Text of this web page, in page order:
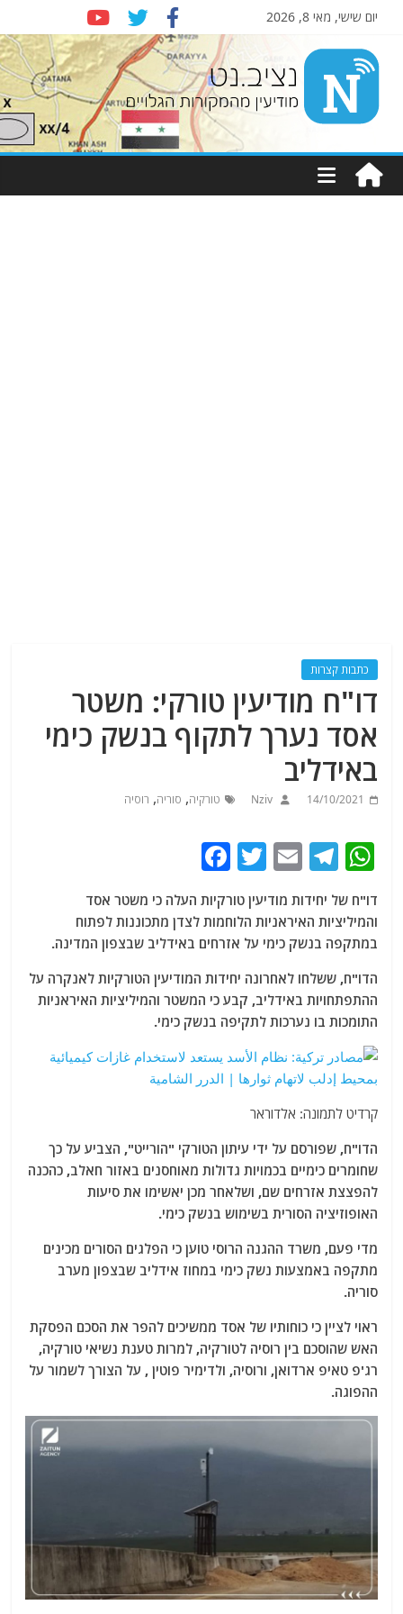
יום שישי, מאי 8, 2026
Nziv.net
מודיעין
מהמקורות
כתבות קצרות
דו"ח מודיעין טורקי: משטר
אסד נערך לתקוף בנשק כימי
באידליב
14/10/2021
Nziv טורקיה, סוריה, רוסיה
W
h
at
s
A
p
p
T
e
g
ra
m
E
ai
l
T
itt
er
c
e
b
o
o
k
דו"ח של יחידות מודיעין טורקיות העלה כי משטר אסד
והמיליציות האיראניות הלוחמות לצדן מתכוננות לפתוח
במתקפה בנשק כימי על אזרחים באידליב שבצפון המדינה.
הדו"ח, ששלחו לאחרונה יחידות המודיעין הטורקיות לאנקרה על
ההתפתחויות באידליב, קבע כי המשטר והמיליציות האיראניות
התומכות בו נערכות לתקיפה בנשק כימי.
קרדיט לתמונה: אלדוראר
הדו"ח, שפורסם על ידי עיתון הטורקי "הורייט", הצביע על כך
שחומרים כימיים בכמויות גדולות מאוחסנים באזור חאלב, כהכנה
להפצצת אזרחים שם, ושלאחר מכן יאשימו את סיעות
האופוזיציה הסורית בשימוש בנשק כימי.
מדי פעם, משרד ההגנה הרוסי טוען כי הפלגים הסורים מכינים
מתקפה באמצעות נשק כימי במחוז אידליב שבצפון מערב
סוריה.
ראוי לציין כי כוחותיו של אסד ממשיכים להפר את הסכם הפסקת
האש שהוסכם בין רוסיה לטורקיה, למרות טענת נשיאי טורקיה,
רג'פ טאיפ ארדואן, ורוסיה, ולדימיר פוטין , על הצורך לשמור על
ההפוגה.